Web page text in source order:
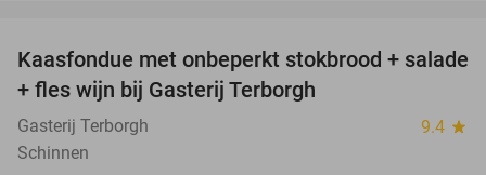
44%
Kaasfondue met onbeperkt stokbrood + salade
+ fles wijn bij Gasterij Terborgh
Gasterij Terborgh 9.4 star
Schinnen